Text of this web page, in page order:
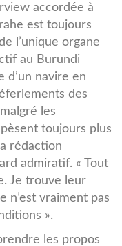
accordée à
est toujours
l’unique organe
au Burundi
d’un navire en
des
les
toujours plus
rédaction
admiratif. « Tout
Je trouve leur
n’est vraiment pas
».
les propos